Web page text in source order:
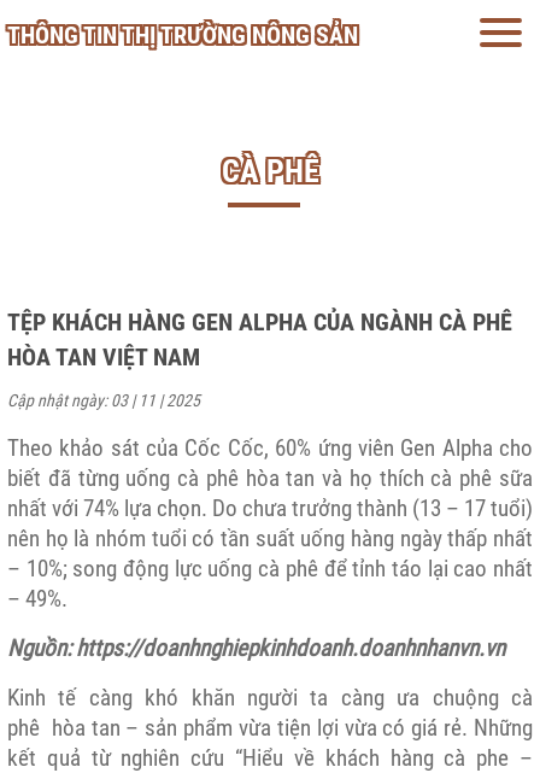
THÔNG TIN THỊ TRƯỜNG NÔNG SẢN
CÀ PHÊ
TỆP KHÁCH HÀNG GEN ALPHA CỦA NGÀNH CÀ PHÊ
HÒA TAN VIỆT NAM
Cập nhật ngày: 03 | 11 | 2025
Theo khảo sát của Cốc Cốc, 60% ứng viên Gen Alpha cho
biết đã từng uống cà phê hòa tan và họ thích cà phê sữa
nhất với 74% lựa chọn. Do chưa trưởng thành (13 – 17 tuổi)
nên họ là nhóm tuổi có tần suất uống hàng ngày thấp nhất
– 10%; song động lực uống cà phê để tỉnh táo lại cao nhất
– 49%.
Nguồn: https://doanhnghiepkinhdoanh.doanhnhanvn.vn
Kinh tế càng khó khăn người ta càng ưa chuộng cà
phê hòa tan – sản phẩm vừa tiện lợi vừa có giá rẻ. Những
kết quả từ nghiên cứu “Hiểu về khách hàng cà phe –